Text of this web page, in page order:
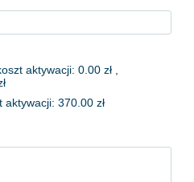
aktywacji: 0.00 zł ,
aktywacji: 370.00 zł